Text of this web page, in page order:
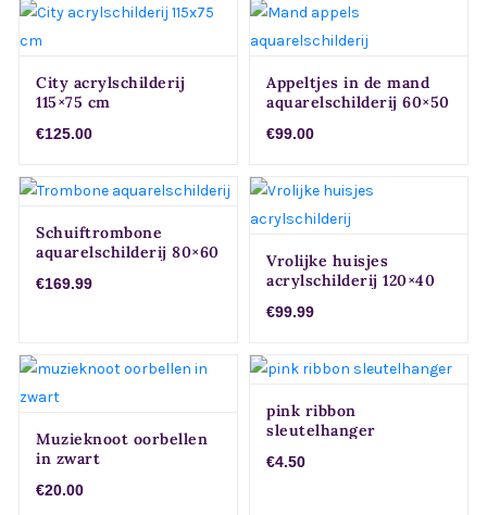
City acrylschilderij
115×75 cm
€125.00
Appeltjes in de mand
aquarelschilderij 60×50
€99.00
Schuiftrombone
aquarelschilderij 80×60
€169.99
Vrolijke huisjes
acrylschilderij 120×40
€99.99
Muzieknoot oorbellen
in zwart
€20.00
pink ribbon
sleutelhanger
€4.50